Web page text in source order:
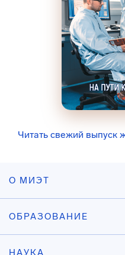
Читать свежий
О МИЭТ
ОБРАЗОВАНИЕ
НАУКА